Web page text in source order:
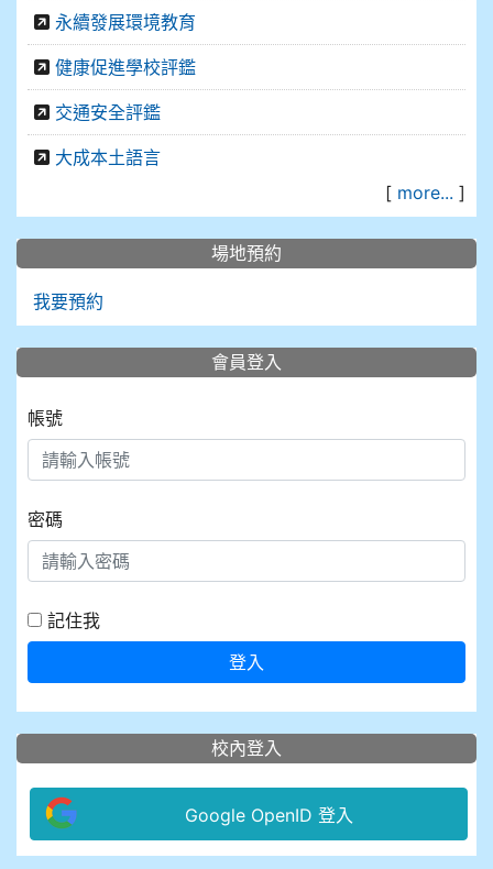
永續發展環境教育
健康促進學校評鑑
交通安全評鑑
大成本土語言
[ more... ]
場地預約
我要預約
會員登入
帳號
密碼
記住我
登入
校內登入
Google OpenID 登入